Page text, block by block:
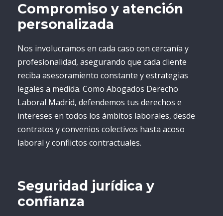
Compromiso y atención
personalizada
Nos involucramos en cada caso con cercanía y
profesionalidad, asegurando que cada cliente
reciba asesoramiento constante y estrategias
legales a medida. Como Abogados Derecho
Laboral Madrid, defendemos tus derechos e
intereses en todos los ámbitos laborales, desde
contratos y convenios colectivos hasta acoso
laboral y conflictos contractuales.
Seguridad jurídica y
confianza